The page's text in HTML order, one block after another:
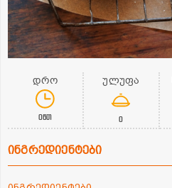
დრო
0წთ
ულუფა
0
ინგრედიენტები